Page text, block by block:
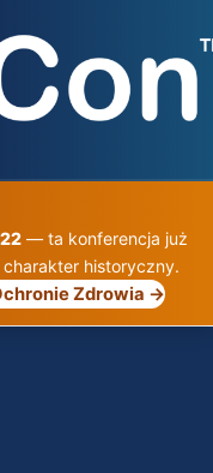
— ta konferencja już
charakter historyczny.
Zdrowia →